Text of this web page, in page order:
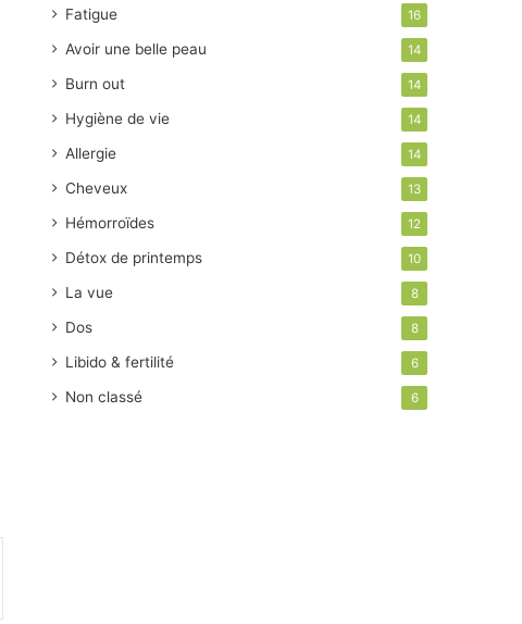
Fatigue 16
Avoir une belle peau 14
Burn out 14
Hygiène de vie 14
Allergie 14
Cheveux 13
Hémorroïdes 12
Détox de printemps 10
La vue 8
Dos 8
Libido & fertilité 6
Non classé 6